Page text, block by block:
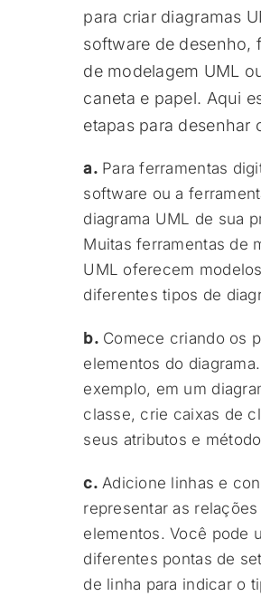
para criar diagramas
software de desenho,
de modelagem UML
caneta e papel. Aqui
etapas para desenhar
a. Para ferramentas
software ou a
diagrama UML de sua
Muitas ferramentas de
UML oferecem
diferentes tipos de
b.Comece criando os
elementos do
exemplo, em um
classe, crie caixas de
seus atributos e
c. Adicione linhas e
representar as
elementos. Você pode
diferentes pontas de
de linha para indicar o